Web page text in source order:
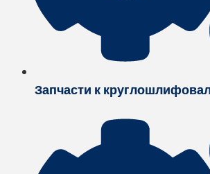
Запчасти к